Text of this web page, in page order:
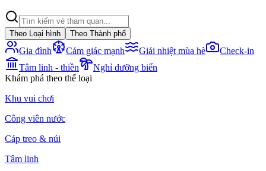
Theo Loại hình Theo Thành phố
Gia đình Cảm giác mạnh Giải nhiệt mùa hè
Check-in
Tâm linh - thiền
Nghỉ dưỡng biển
Khám phá theo thể loại
Khu vui chơi
Công viên nước
Cáp treo & núi
Tâm linh